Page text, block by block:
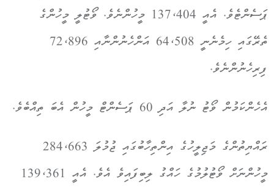
ޕަސެންޓެވެ. އެއީ 137،404 މީހުންނެވެ. ވޯޓުލީ މީހުންގެ
ތެރޭގައި ހިމެނެނީ 64،508 އަންހެނުންނާއި 72،896
ފިރިހެނުންނެވެ.
އެހެންކަމުން ވޯޓު ނުލާ އަދި 60 ޕަސެންޓް މީހުން އެބަ ތިއްބެވެ.
ރައްޔިތުންގެ މަޖިލީހުގެ އިންތިހާބުގައި ޖުމުލަ 284،663
މީހުންނަށް ވޯޓުލުމުގެ ހައްގު ލިބިފައިވެ އެވެ. އެއީ 139،361